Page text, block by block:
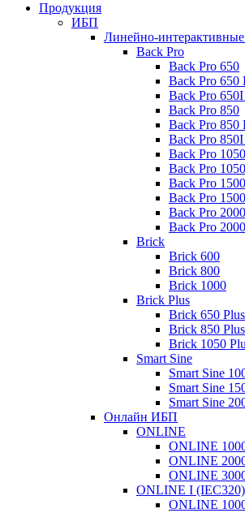
Продукция
ИБП
Линейно-
Back Pro
Back Pro 650
Back Pro 650
Back Pro
Back Pro 850
Back Pro 850
Back Pro
Back Pro 1050
Back Pro
Back Pro 1500
Back Pro
Back Pro 2000
Back Pro
Brick
Brick 600
Brick 800
Brick 1000
Brick Plus
Brick 650 Plus
Brick 850 Plus
Brick 1050
Smart Sine
Smart Sine
Smart Sine
Smart Sine
Онлайн ИБП
ONLINE
ONLINE
ONLINE
ONLINE
ONLINE I (IEC320)
ONLINE